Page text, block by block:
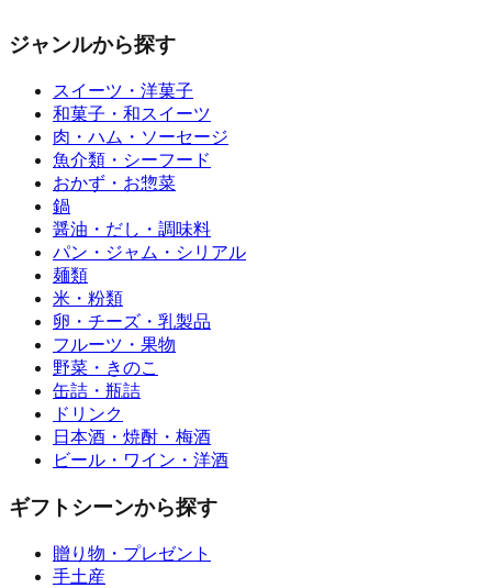
ジャンルから探す
スイーツ・洋菓子
和菓子・和スイーツ
肉・ハム・ソーセージ
魚介類・シーフード
おかず・お惣菜
鍋
醤油・だし・調味料
パン・ジャム・シリアル
麺類
米・粉類
卵・チーズ・乳製品
フルーツ・果物
野菜・きのこ
缶詰・瓶詰
ドリンク
日本酒・焼酎・梅酒
ビール・ワイン・洋酒
ギフトシーンから探す
贈り物・プレゼント
手土産